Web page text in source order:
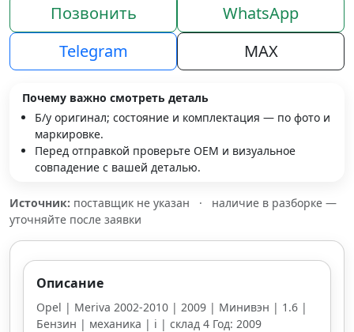
Позвонить
WhatsApp
Telegram
MAX
Почему важно смотреть деталь
Б/у оригинал; состояние и комплектация — по фото и
маркировке.
Перед отправкой проверьте OEM и визуальное
совпадение с вашей деталью.
Источник: поставщик не указан ·
наличие в разборке —
уточняйте после заявки
Описание
Opel | Meriva 2002-2010 | 2009 | Минивэн | 1.6 |
Бензин | механика | i | склад 4 Год: 2009